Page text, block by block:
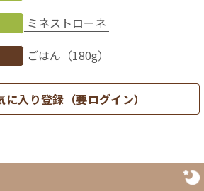
ミネストローネ
ごはん（180g）
に入り登録（要ログイン）